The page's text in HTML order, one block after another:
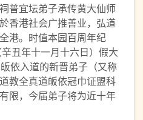
普宜坛弟子承传黄大仙师
香港社会广推善业，弘道
港。时值本园百周年纪
丑年十一月十六日）假大
依入道的新晋弟子（又称
教全真道皈依冠巾证盟科
限，今届弟子将为近十年